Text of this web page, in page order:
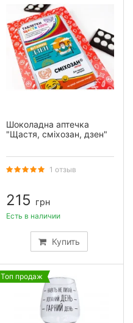
Шоколадна аптечка
"Щастя, сміхозан, дзен"
1 отзыв
215 грн
Купить
Есть в наличии
Топ продаж